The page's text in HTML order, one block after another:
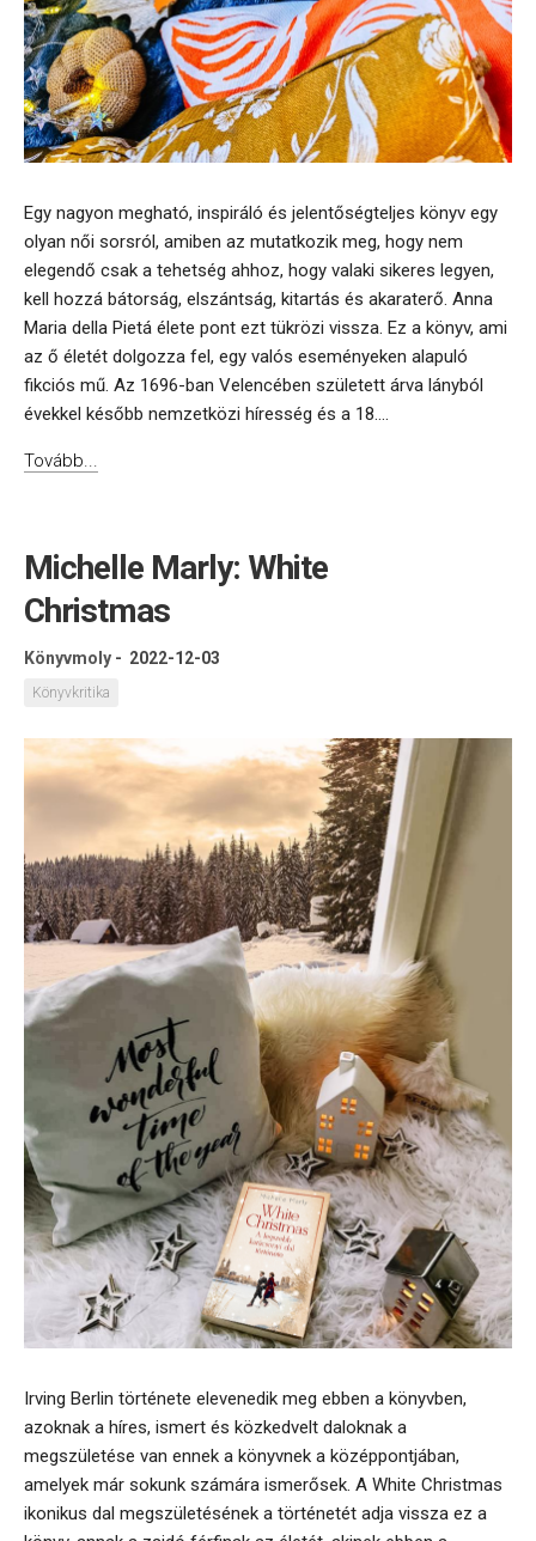
Egy nagyon megható, inspiráló és jelentőségteljes könyv egy
olyan női sorsról, amiben az mutatkozik meg, hogy nem
elegendő csak a tehetség ahhoz, hogy valaki sikeres legyen,
kell hozzá bátorság, elszántság, kitartás és akaraterő. Anna
Maria della Pietá élete pont ezt tükrözi vissza. Ez a könyv, ami
az ő életét dolgozza fel, egy valós eseményeken alapuló
fikciós mű. Az 1696-ban Velencében született árva lányból
évekkel később nemzetközi híresség és a 18....
Tovább...
Michelle Marly: White
Christmas
Könyvmoly - 2022-12-03
Könyvkritika
Irving Berlin története elevenedik meg ebben a könyvben,
azoknak a híres, ismert és közkedvelt daloknak a
megszületése van ennek a könyvnek a középpontjában,
amelyek már sokunk számára ismerősek. A White Christmas
ikonikus dal megszületésének a történetét adja vissza ez a